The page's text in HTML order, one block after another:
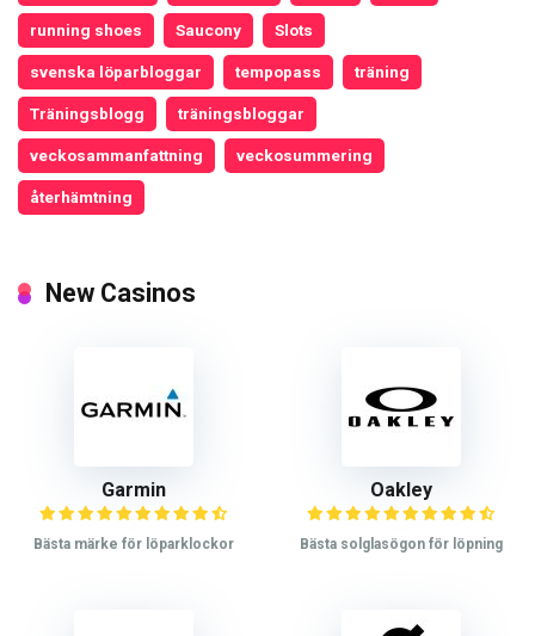
running shoes Saucony Slots
svenska löparbloggar tempopass träning
Träningsblogg träningsbloggar
veckosammanfattning veckosummering
återhämtning
New Casinos
Garmin
Bästa märke för löparklockor
Oakley
Bästa solglasögon för löpning